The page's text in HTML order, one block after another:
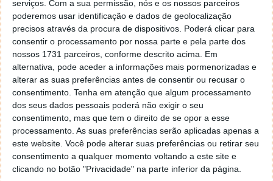
serviços. Com a sua permissão, nós e os nossos parceiros
poderemos usar identificação e dados de geolocalização
precisos através da procura de dispositivos. Poderá clicar para
consentir o processamento por nossa parte e pela parte dos
nossos 1731 parceiros, conforme descrito acima. Em
alternativa, pode aceder a informações mais pormenorizadas e
alterar as suas preferências antes de consentir ou recusar o
consentimento. Tenha em atenção que algum processamento
dos seus dados pessoais poderá não exigir o seu
consentimento, mas que tem o direito de se opor a esse
processamento. As suas preferências serão aplicadas apenas a
este website. Você pode alterar suas preferências ou retirar seu
consentimento a qualquer momento voltando a este site e
clicando no botão "Privacidade" na parte inferior da página.
água do que a consumida pelas suas instalações até
2030.
Acompanhe o Pplware no Google Notícias
Proponha uma correção, faça uma sugestão
Autor: Ana Sofia Neto